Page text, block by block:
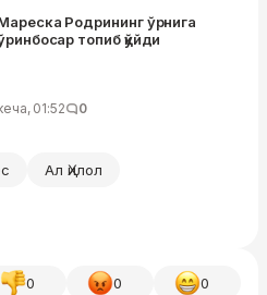
Родрининг ўрнига
топиб қўйди
01:52 0
Ал Ҳилол
0 0 0